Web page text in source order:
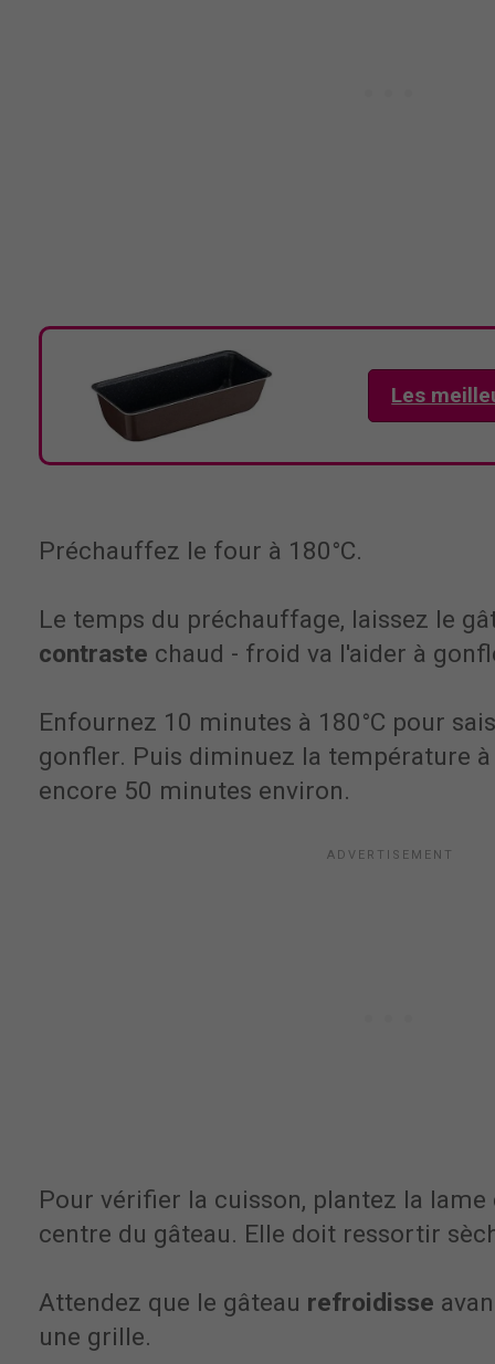
Les
Préchauffez le four à 180°C.
Le temps du préchauffage, laissez le
contraste chaud - froid va l'aider à
Enfournez 10 minutes à 180°C pour
gonfler. Puis diminuez la température à
encore 50 minutes environ.
Pour vérifier la cuisson, plantez la lame
centre du gâteau. Elle doit ressortir
Attendez que le gâteau refroidisse
une grille.